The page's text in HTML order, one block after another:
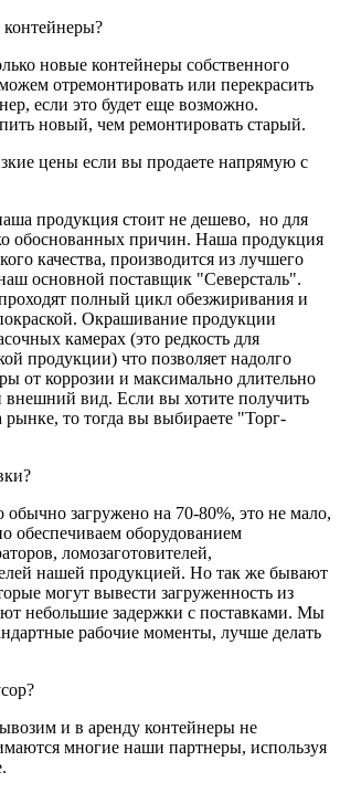
новые контейнеры собственного
отремонтировать или перекрасить
если это будет еще возможно.
новый, чем ремонтировать старый.
цены если вы продаете напрямую с
продукция стоит не дешево, но для
обоснованных причин. Наша продукция
качества, производится из лучшего
основной поставщик "Северсталь".
полный цикл обезжиривания и
Окрашивание продукции
камерах (это редкость для
продукции) что позволяет надолго
от коррозии и максимально длительно
внешний вид. Если вы хотите получить
то тогда вы выбираете "Торг-
загружено на 70-80%, это не мало,
обеспечиваем оборудованием
ломозаготовителей,
нашей продукцией. Но так же бывают
могут вывести загруженность из
небольшие задержки с поставками. Мы
рабочие моменты, лучше делать
и в аренду контейнеры не
многие наши партнеры, используя